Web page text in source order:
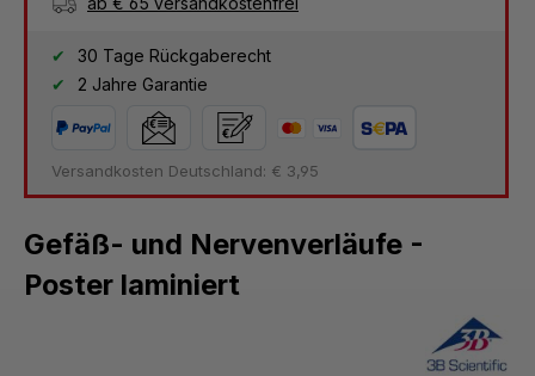
30 Tage Rückgaberecht
2 Jahre Garantie
Versandkosten Deutschland: € 3,95
Gefäß- und Nervenverläufe -
Poster laminiert